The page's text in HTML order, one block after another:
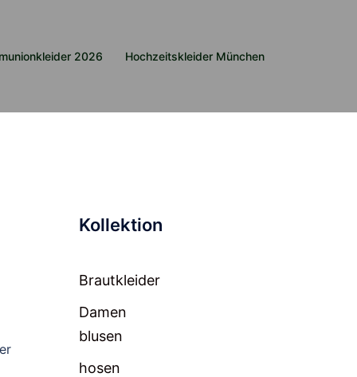
2026 Hochzeitskleider München
Kollektion
Brautkleider
Damen
blusen
hosen